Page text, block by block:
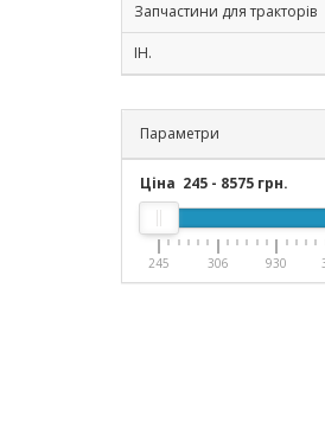
Запчастини для тракторів
ІН.
Параметри
Ціна 245 - 8575 грн.
245 306 930